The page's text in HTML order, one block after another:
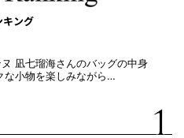
キング
凪七瑠海さんのバッグの中身
な小物を楽しみながら…